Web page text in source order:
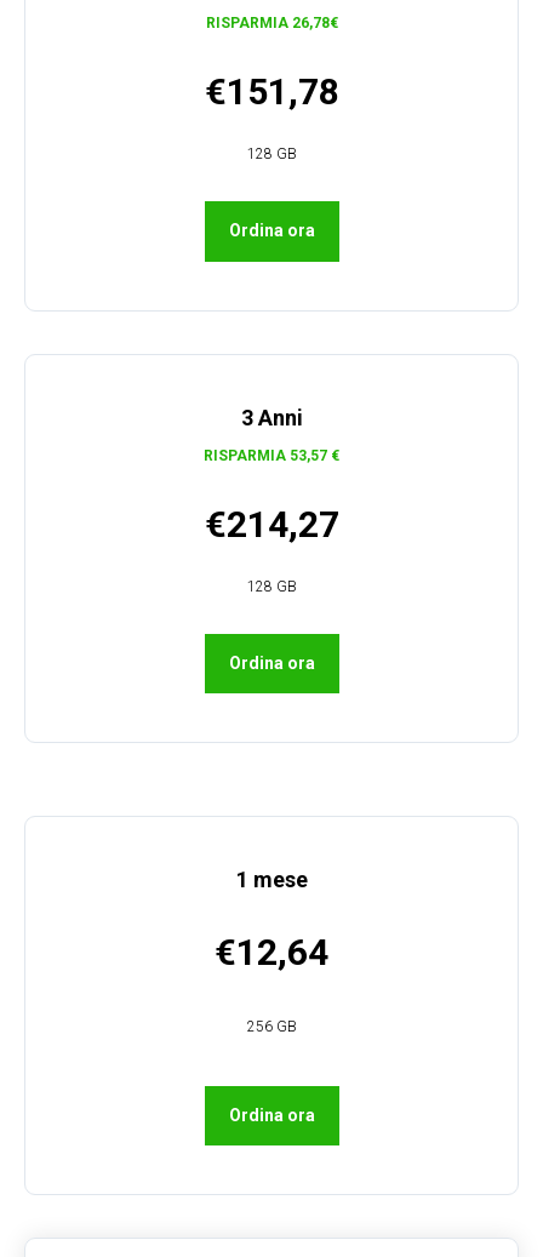
RISPARMIA 26,78€
€151,78
128 GB
Ordina ora
3 Anni
RISPARMIA 53,57 €
€214,27
128 GB
Ordina ora
1 mese
€12,64
256 GB
Ordina ora